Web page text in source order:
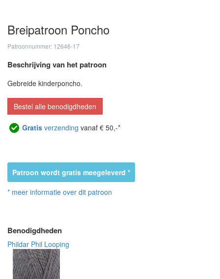
Breipatroon Poncho
Patroonnummer: 12646-17
Beschrijving van het patroon
Gebreide kinderponcho.
Bestel alle benodigdheden
Gratis verzending vanaf € 50,-*
Patroon wordt gratis meegeleverd *
* meer informatie over dit patroon
Benodigdheden
Phildar Phil Looping